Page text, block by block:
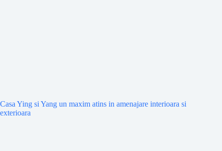
Casa Ying si Yang un maxim atins in amenajare interioara si
exterioara